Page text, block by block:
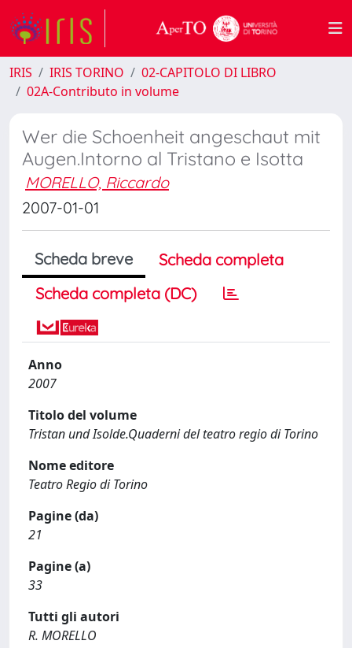
IRIS IRIS TORINO
02-CAPITOLO DI LIBRO
02A-Contributo in volume
Wer die Schoenheit angeschaut mit
Augen.Intorno al Tristano e Isotta
MORELLO, Riccardo
2007-01-01
Scheda breve
Scheda completa
Scheda completa (DC)
Anno
2007
Titolo del volume
Tristan und Isolde.Quaderni del teatro regio di Torino
Nome editore
Teatro Regio di Torino
Pagine (da)
21
Pagine (a)
33
Tutti gli autori
R. MORELLO